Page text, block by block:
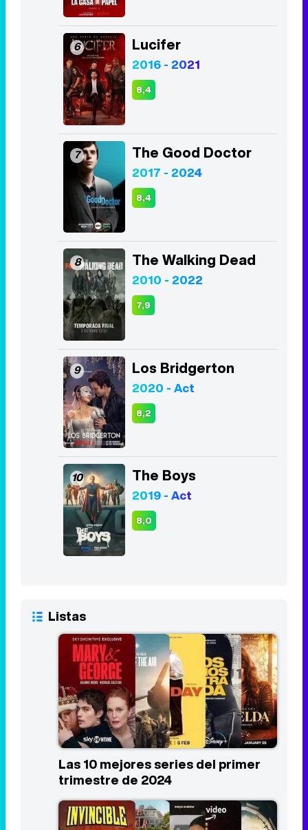
6 Lucifer
2016 - 2021
8,4
7 The Good Doctor
2017 - 2024
8,4
8 The Walking Dead
2010 - 2022
7,9
9 Los Bridgerton
2020 - Act
8,2
10 The Boys
2019 - Act
8,0
Listas
Las 10 mejores series del primer
trimestre de 2024